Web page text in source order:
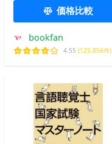
価格比較
bookfan
4.55 (125,856件)